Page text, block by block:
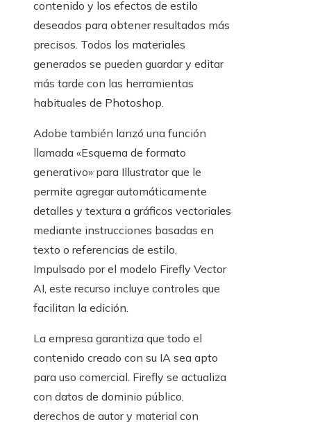
contenido y los efectos de estilo
deseados para obtener resultados más
precisos. Todos los materiales
generados se pueden guardar y editar
más tarde con las herramientas
habituales de Photoshop.
Adobe también lanzó una función
llamada «Esquema de formato
generativo» para Illustrator que le
permite agregar automáticamente
detalles y textura a gráficos vectoriales
mediante instrucciones basadas en
texto o referencias de estilo.
Impulsado por el modelo Firefly Vector
AI, este recurso incluye controles que
facilitan la edición.
La empresa garantiza que todo el
contenido creado con su IA sea apto
para uso comercial. Firefly se actualiza
con datos de dominio público,
derechos de autor y material con